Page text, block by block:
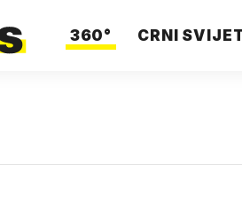
360° CRNI